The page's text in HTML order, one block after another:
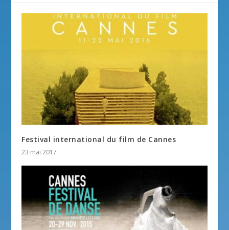
Festival international du film de Cannes
23 mai 2017